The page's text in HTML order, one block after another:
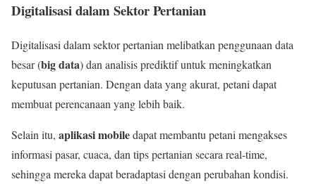
Digitalisasi dalam Sektor Pertanian
Digitalisasi dalam sektor pertanian melibatkan penggunaan data
besar (big data) dan analisis prediktif untuk meningkatkan
keputusan pertanian. Dengan data yang akurat, petani dapat
membuat perencanaan yang lebih baik.
Selain itu, aplikasi mobiledapat membantu petani mengakses
informasi pasar, cuaca, dan tips pertanian secara real-time,
sehingga mereka dapat beradaptasi dengan perubahan kondisi.